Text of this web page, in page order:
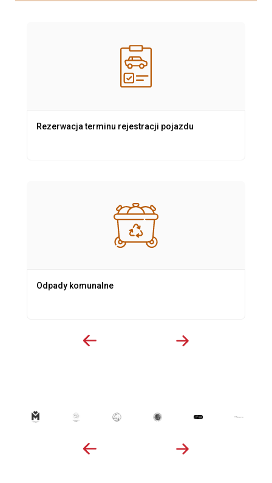
Rezerwacja terminu rejestracji pojazdu
Odpady komunalne